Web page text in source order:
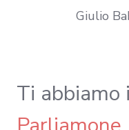
Giulio
Ti abbiamo